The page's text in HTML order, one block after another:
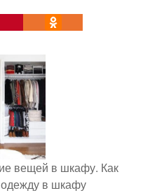
вещей в шкафу. Как
одежду в шкафу